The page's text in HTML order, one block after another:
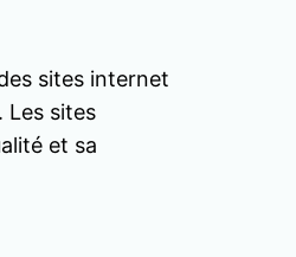
sites internet
Les sites
et sa